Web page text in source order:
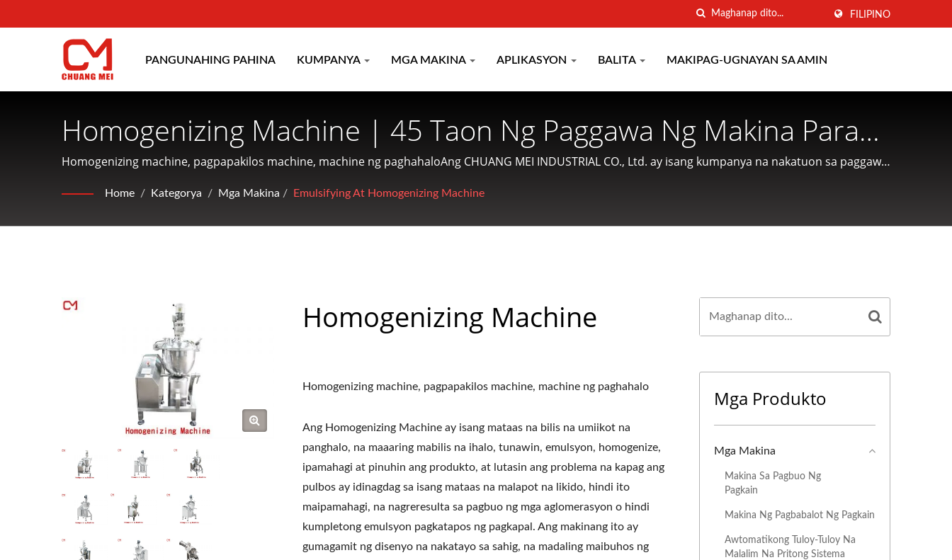
FILIPINO
PANGUNAHING PAHINA KUMPANYA MGA MAKINA APLIKASYON BALITA MAKIPAG-UGNAYAN SA AMIN
Homogenizing Machine | 45 Taon Ng Paggawa Ng Makina Para
Sa Pagbuo, Pagbabalot & Pagluluto Ng Pagkain Mula 1977 |
CHUANG MEI INDUSTRIAL CO.
Homogenizing machine, pagpapakilos machine, machine ng paghahaloAng CHUANG MEI INDUSTRIAL CO., Ltd. ay isang kumpanya na nakatuon sa paggawa
Home / Kategorya / Mga Makina / Emulsifying At Homogenizing Machine
Homogenizing Machine
Homogenizing machine, pagpapakilos machine, machine ng paghahalo
Ang Homogenizing Machine ay isang mataas na bilis na umiikot na
panghalo, na maaaring mabilis na ihalo, tunawin, emulsyon, homogenize,
ipamahagi at pinuhin ang produkto, at lutasin ang problema na kapag ang
pulbos ay idinagdag sa isang mataas na malapot na likido, hindi ito
maipamahagi, na nagreresulta sa pagbuo ng mga aglomerasyon o hindi
kumpletong emulsyon pagkatapos ng pagkapal. Ang makinang ito ay
gumagamit ng disenyo na nakatayo sa sahig, na madaling maibuhos ng
Mga Produkto
Mga Makina
Makina Sa Pagbuo Ng
Pagkain
Makina Ng Pagbabalot Ng Pagkain
Awtomatikong Tuloy-Tuloy Na
Malalim Na Pritong Sistema